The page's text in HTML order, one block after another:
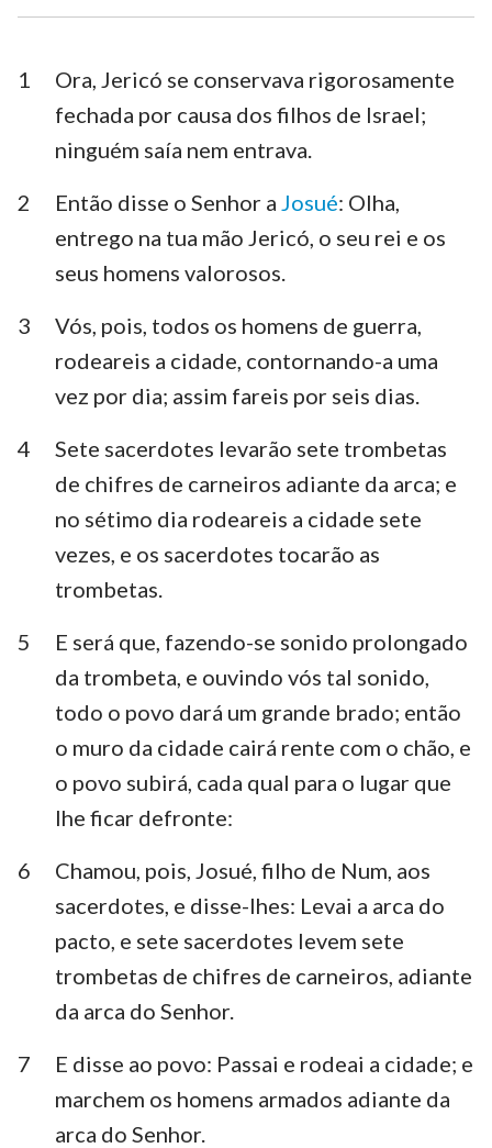
Esdras Neemias
Ester Jó
Salmos Provérbios
Eclesiastes
Isaías Jeremias
Lamentações Ezequiel
Daniel
Joel Amós
Obadias Jonas
Miquéias Naum
Habacuque Sofonias
Ageu Zacarias
Malaquias
1
Ora, Jericó se conservava rigorosamente
fechada por causa dos filhos de Israel;
ninguém saía nem entrava.
2
Então disse o Senhor a Josué: Olha,
entrego na tua mão Jericó, o seu rei e os
seus homens valorosos.
3
Vós, pois, todos os homens de guerra,
rodeareis a cidade, contornando-a uma
vez por dia; assim fareis por seis dias.
4
Sete sacerdotes levarão sete trombetas
de chifres de carneiros adiante da arca; e
no sétimo dia rodeareis a cidade sete
vezes, e os sacerdotes tocarão as
trombetas.
5
E será que, fazendo-se sonido prolongado
da trombeta, e ouvindo vós tal sonido,
todo o povo dará um grande brado; então
o muro da cidade cairá rente com o chão, e
o povo subirá, cada qual para o lugar que
lhe ficar defronte:
6
Chamou, pois, Josué, filho de Num, aos
sacerdotes, e disse-lhes: Levai a arca do
pacto, e sete sacerdotes levem sete
trombetas de chifres de carneiros, adiante
da arca do Senhor.
7
E disse ao povo: Passai e rodeai a cidade; e
marchem os homens armados adiante da
arca do Senhor.